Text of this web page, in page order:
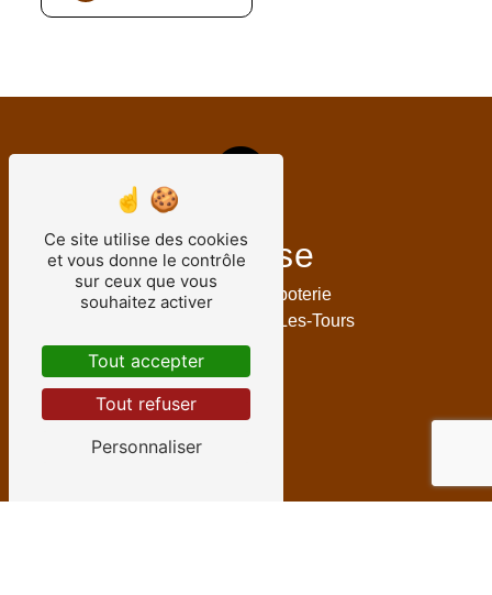
Adresse
5 Mail de la Papoterie
37170 Chambray-Les-Tours
Ce site utilise des cookies
et vous donne le contrôle
sur ceux que vous
souhaitez activer
Tout accepter
Tout refuser
Personnaliser